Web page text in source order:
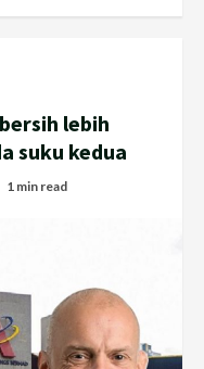
lebih
suku kedua
1 min read